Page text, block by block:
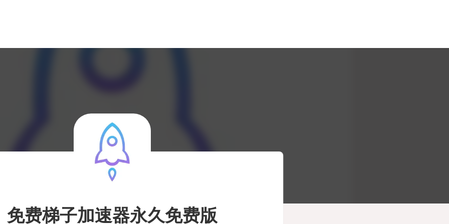
免费梯子加速器永久免费版